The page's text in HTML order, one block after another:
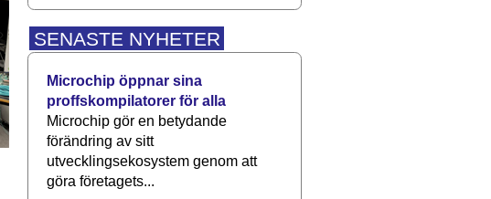
SENASTE NYHETER
Microchip öppnar sina
proffskompilatorer för alla
Microchip gör en betydande
förändring av sitt
utvecklingsekosystem genom att
göra företagets...